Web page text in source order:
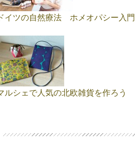
イツの自然療法 ホメオパシー入門
ルシェで人気の北欧雑貨を作ろう